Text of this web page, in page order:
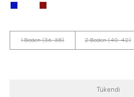
1 Beden (36-38) 2 Beden (40-42)
Tükendi